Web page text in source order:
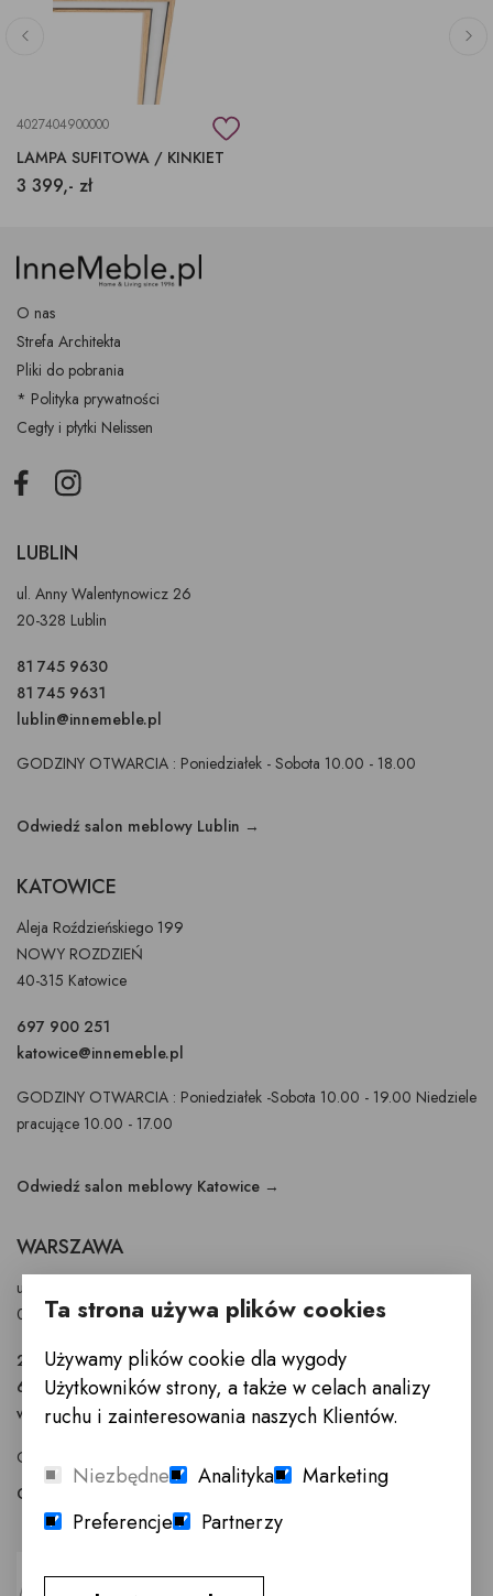
4027404900000
LAMPA SUFITOWA / KINKIET
3 399,- zł
O nas
Strefa Architekta
Pliki do pobrania
* Polityka prywatności
Cegły i płytki Nelissen
FacebookInstagram
LUBLIN
ul. Anny Walentynowicz 26
20-328 Lublin
81 745 9630
81 745 9631
lublin@innemeble.pl
GODZINY OTWARCIA : Poniedziałek - Sobota 10.00 - 18.00
Odwiedź salon meblowy Lublin →
KATOWICE
Aleja Roździeńskiego 199
NOWY ROZDZIEŃ
40-315 Katowice
697 900 251
katowice@innemeble.pl
GODZINY OTWARCIA : Poniedziałek -Sobota 10.00 - 19.00 Niedziele
pracujące 10.00 - 17.00
Odwiedź salon meblowy Katowice →
WARSZAWA
ul. Puławska 326 - budynek Enel-Med
02-819 Warszawa
22 855 40 97
601 777 299
warszawa@innemeble.pl
GODZINY OTWARCIA : Poniedziałek -Sobota 10.00 - 18.00
Odwiedź salon meblowy Warszawa →
Ta strona używa plików cookies
Używamy plików cookie dla wygody
Użytkowników strony, a także w celach analizy
ruchu i zainteresowania naszych Klientów.
Niezbędne Analityka
Marketing
Preferencje
Partnerzy